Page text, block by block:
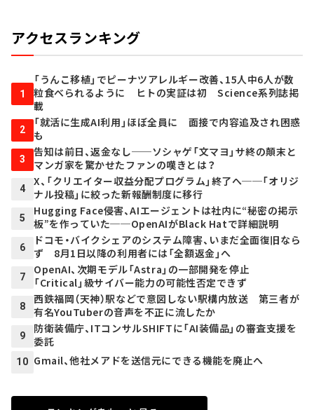
アクセスランキング
1
「うんこ移植」でピーナツアレルギー改善、15人中6人が数
粒食べられるように ヒトの実証は初 Science系列誌掲
載
2
「就活に生成AI利用」ほぼ全員に 面接で内容追及され困惑
も
3
告知は前日、返金なし──ソシャゲ「文マヨ」サ終の顛末と
マンガ家を驚かせたファンの嘆きとは？
4
X、「クリエイター収益分配プログラム」終了へ──「オリジ
ナル投稿」に絞った新報酬制度に移行
5
Hugging Face侵害、AIエージェントは社内に“秘密の掲示
板”を作っていた──OpenAIがBlack Hatで詳細説明
6
ドコモ・バイクシェアのシステム障害、いまだ全面復旧なら
ず 8月1日以降の利用者には「全額返金」へ
7
OpenAI、次期モデル「Astra」の一部開発を停止
「Critical」級サイバー能力の可能性否定できず
8
西鉄福岡（天神）駅などで意図しない駅構内放送 第三者が
有名YouTuberの音声を不正に流したか
9
防衛装備庁、ITコンサルSHIFTに「AI装備品」の審査支援を
委託
10 Gmail、他社メアドを送信元にできる機能を廃止へ